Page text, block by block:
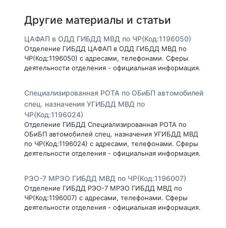
Другие материалы и статьи
ЦАФАП в ОДД ГИБДД МВД по ЧР(Код:1196050)
Отделение ГИБДД ЦАФАП в ОДД ГИБДД МВД по
ЧР(Код:1196050) с адресами, телефонами. Сферы
деятельности отделения - официальная информация.
Специализированная РОТА по ОБиБП автомобилей
спец. назначения УГИБДД МВД по
ЧР(Код:1196024)
Отделение ГИБДД Специализированная РОТА по
ОБиБП автомобилей спец. назначения УГИБДД МВД
по ЧР(Код:1196024) с адресами, телефонами. Сферы
деятельности отделения - официальная информация.
РЭО-7 МРЭО ГИБДД МВД по ЧР(Код:1196007)
Отделение ГИБДД РЭО-7 МРЭО ГИБДД МВД по
ЧР(Код:1196007) с адресами, телефонами. Сферы
деятельности отделения - официальная информация.